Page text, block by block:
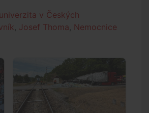
v Českých
Josef Thoma Nemocnice